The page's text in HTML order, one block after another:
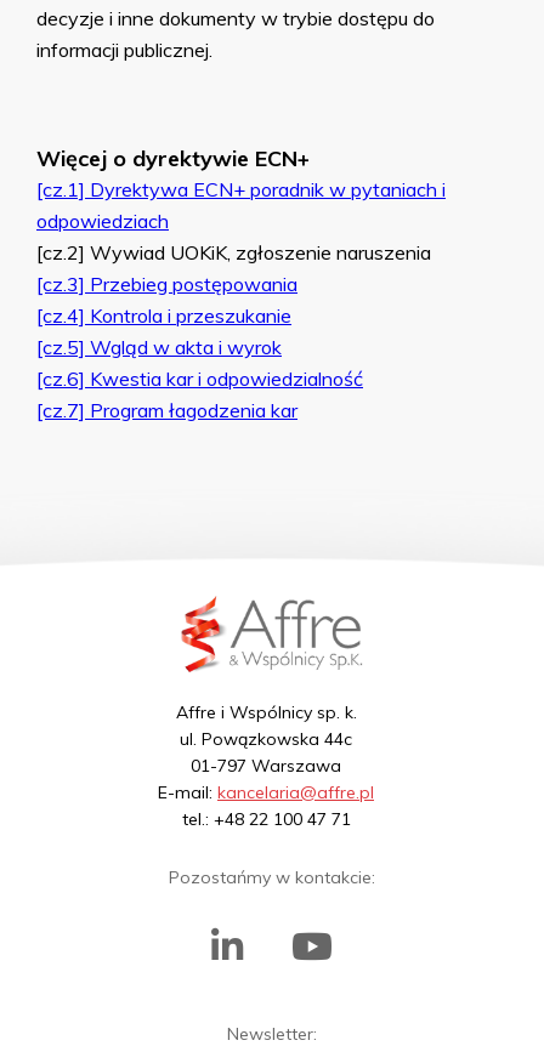
decyzje i inne dokumenty w trybie dostępu do
informacji publicznej.
Więcej o dyrektywie ECN+
[cz.1] Dyrektywa ECN+ poradnik w pytaniach i
odpowiedziach
[cz.2] Wywiad UOKiK, zgłoszenie naruszenia
[cz.3] Przebieg postępowania
[cz.4] Kontrola i przeszukanie
[cz.5] Wgląd w akta i wyrok
[cz.6] Kwestia kar i odpowiedzialność
[cz.7] Program łagodzenia kar
Affre i Wspólnicy sp. k.
ul. Powązkowska 44c
01-797 Warszawa
E-mail: kancelaria@affre.pl
tel.: +48 22 100 47 71
Pozostańmy w kontakcie:
Newsletter: